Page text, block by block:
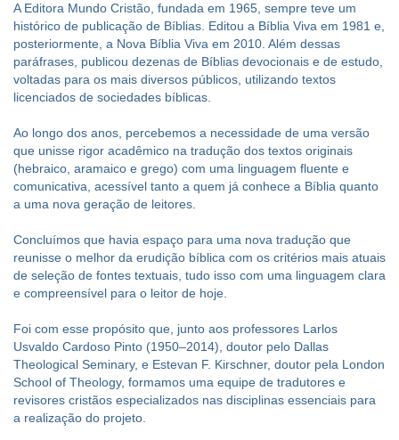
A Editora Mundo Cristão, fundada em 1965, sempre teve um
histórico de publicação de Bíblias. Editou a Bíblia Viva em 1981 e,
posteriormente, a Nova Bíblia Viva em 2010. Além dessas
paráfrases, publicou dezenas de Bíblias devocionais e de estudo,
voltadas para os mais diversos públicos, utilizando textos
licenciados de sociedades bíblicas.
Ao longo dos anos, percebemos a necessidade de uma versão
que unisse rigor acadêmico na tradução dos textos originais
(hebraico, aramaico e grego) com uma linguagem fluente e
comunicativa, acessível tanto a quem já conhece a Bíblia quanto
a uma nova geração de leitores.
Concluímos que havia espaço para uma nova tradução que
reunisse o melhor da erudição bíblica com os critérios mais atuais
de seleção de fontes textuais, tudo isso com uma linguagem clara
e compreensível para o leitor de hoje.
Foi com esse propósito que, junto aos professores Larlos
Usvaldo Cardoso Pinto (1950–2014), doutor pelo Dallas
Theological Seminary, e Estevan F. Kirschner, doutor pela London
School of Theology, formamos uma equipe de tradutores e
revisores cristãos especializados nas disciplinas essenciais para
a realização do projeto.